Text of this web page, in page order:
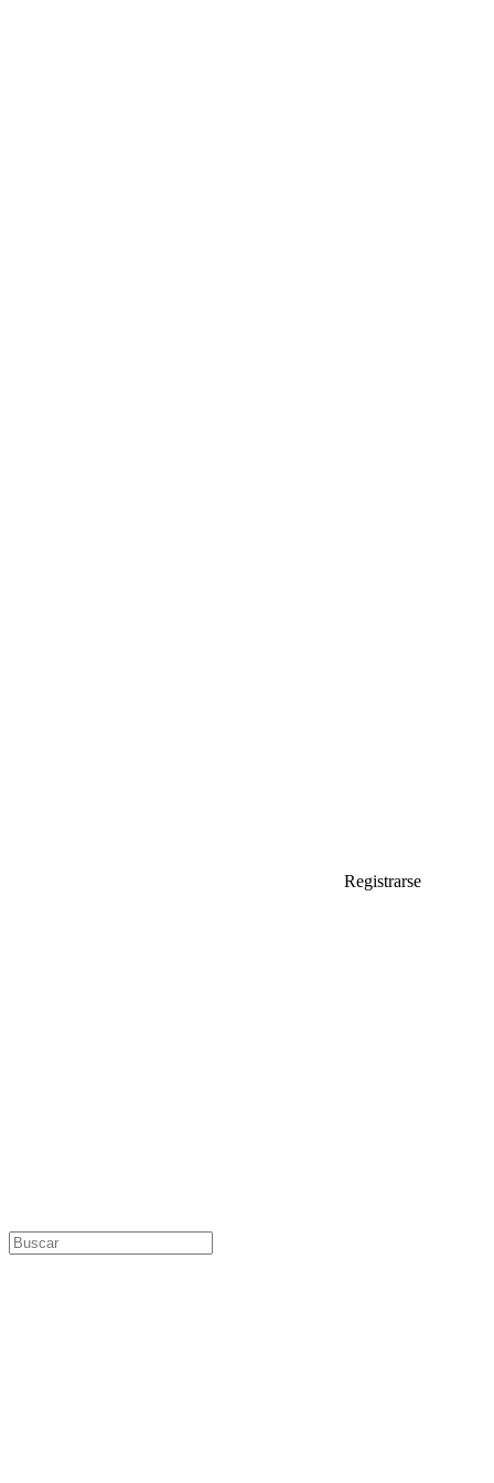
Registrarse